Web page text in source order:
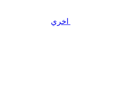
اخري